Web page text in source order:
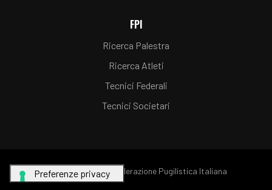
FPI
Ricerca Palestra
Ricerca Atleti
Tecnici Federali
Tecnici Societari
© Copyright FPI - Federazione Pugilistica Italiana